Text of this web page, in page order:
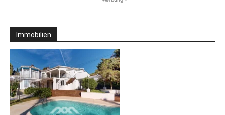
Immobilien